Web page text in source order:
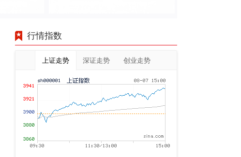
行情指数
上证走势 深证走势 创业走势